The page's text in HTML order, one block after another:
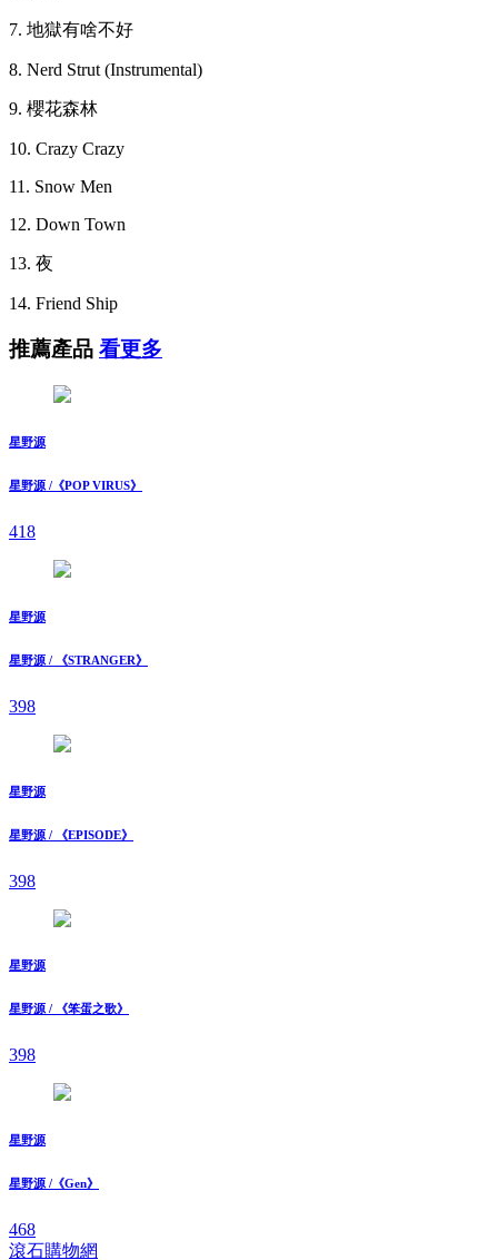
7. 地獄有啥不好
8. Nerd Strut (Instrumental)
9. 櫻花森林
10. Crazy Crazy
11. Snow Men
12. Down Town
13. 夜
14. Friend Ship
推薦產品 看更多
星野源
星野源 /《POP VIRUS》
418
星野源
星野源 / 《STRANGER》
398
星野源
星野源 / 《EPISODE》
398
星野源
星野源 / 《笨蛋之歌》
398
星野源
星野源 /《Gen》
468
滾石購物網